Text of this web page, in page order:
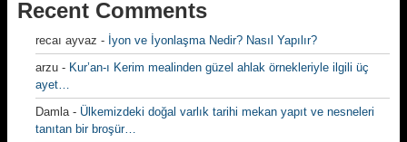
Recent Comments
recaı ayvaz - İyon ve İyonlaşma Nedir? Nasıl Yapılır?
arzu - Kur’an-ı Kerim mealinden güzel ahlak örnekleriyle ilgili üç
ayet…
Damla- Ülkemizdeki doğal varlık tarihi mekan yapıt ve nesneleri
tanıtan bir broşür…